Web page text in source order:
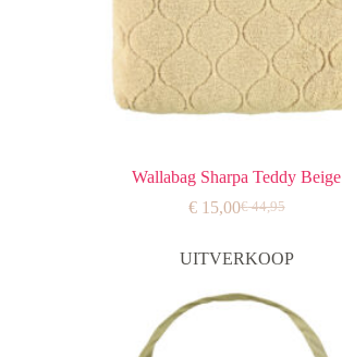
Wallabag Sharpa Teddy Beige
€44,95
Oorspronkelijke
was:
€15,00Huidige
is:
UITVERKOOP